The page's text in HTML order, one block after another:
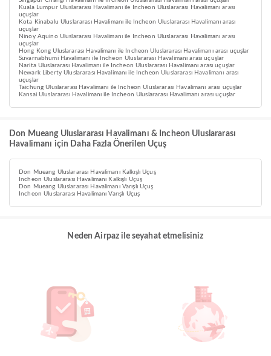
Kuala Lumpur Uluslararası Havalimanı ile Incheon Uluslararası Havalimanı arası
uçuşlar
Kota Kinabalu Uluslararası Havalimanı ile Incheon Uluslararası Havalimanı arası
uçuşlar
Ninoy Aquino Uluslararası Havalimanı ile Incheon Uluslararası Havalimanı arası
uçuşlar
Hong Kong Uluslararası Havalimanı ile Incheon Uluslararası Havalimanı arası uçuşlar
Suvarnabhumi Havalimanı ile Incheon Uluslararası Havalimanı arası uçuşlar
Narita Uluslararası Havalimanı ile Incheon Uluslararası Havalimanı arası uçuşlar
Newark Liberty Uluslararası Havalimanı ile Incheon Uluslararası Havalimanı arası
uçuşlar
Taichung Uluslararası Havalimanı ile Incheon Uluslararası Havalimanı arası uçuşlar
Kansai Uluslararası Havalimanı ile Incheon Uluslararası Havalimanı arası uçuşlar
Don Mueang Uluslararası Havalimanı & Incheon Uluslararası
Havalimanı için Daha Fazla Önerilen Uçuş
Don Mueang Uluslararası Havalimanı Kalkışlı Uçuş
Incheon Uluslararası Havalimanı Kalkışlı Uçuş
Don Mueang Uluslararası Havalimanı Varışlı Uçuş
Incheon Uluslararası Havalimanı Varışlı Uçuş
Neden Airpaz ile seyahat etmelisiniz